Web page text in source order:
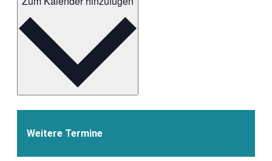
Weitere Termine